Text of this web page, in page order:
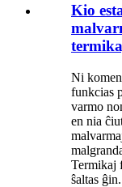
Kio
Ni
funkcias
varmo
en nia
Termikaj
ŝaltas